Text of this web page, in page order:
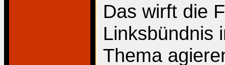
Das wirft die
Linksbündnis
Thema